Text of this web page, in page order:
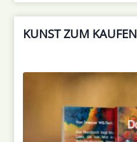
KUNST ZUM KAUFEN